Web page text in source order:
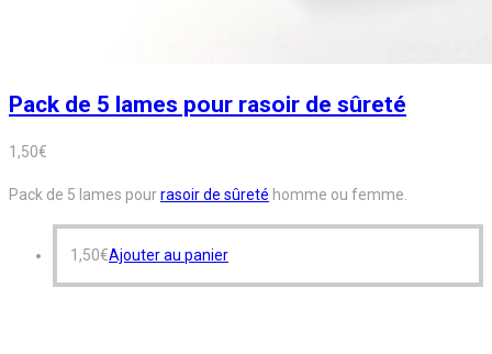
Pack de 5 lames pour rasoir de sûreté
1,50€
Pack de 5 lames pourrasoir de sûreté homme ou femme.
1,50€Ajouter au panier